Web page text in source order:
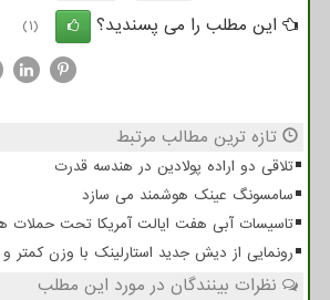
این مطلب را می پسندید؟
(1)
تازه ترین مطالب مرتبط
تلاقی دو اراده پولادین در هندسه قدرت
سامسونگ عینک هوشمند می سازد
تاسیسات آبی هفت ایالت آمریکا تحت حملات
رونمایی از دیش جدید استارلینک با وزن کمتر
نظرات بینندگان در مورد این مطلب